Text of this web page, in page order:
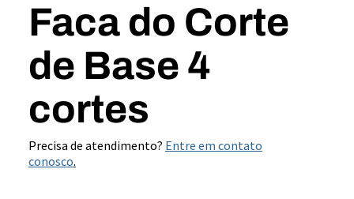
Faca do Corte
de Base 4
cortes
Precisa de atendimento? Entre em contato
conosco.